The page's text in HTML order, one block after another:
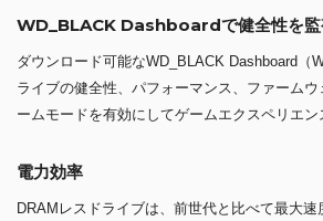
WD_BLACK Dashboardで健全性を監
ダウンロード可能なWD_BLACK Dashboard（
ライブの健全性、パフォーマンス、ファーム
ームモードを有効にしてゲームエクスペリエン
電力効率
DRAMレスドライブは、前世代と比べて最大速